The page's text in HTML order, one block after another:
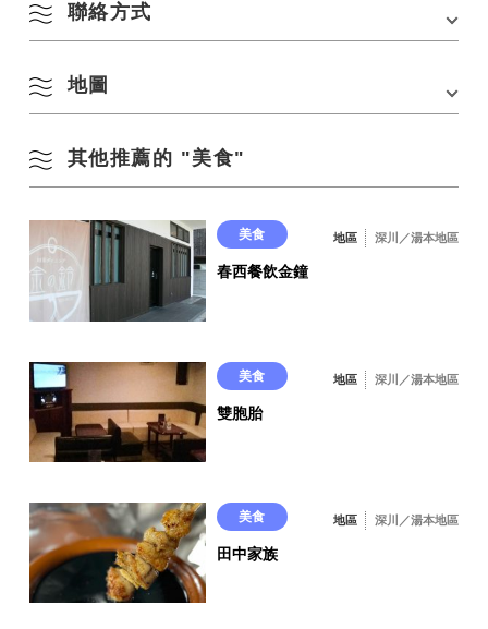
交通方式
營業時間
座位數
聯絡方式
電話：0837-22-8730
地圖
其他推薦的 "美食"
美食 地區 深川／湯本地區
春西餐飲金鐘
美食 地區 深川／湯本地區
雙胞胎
美食 地區 深川／湯本地區
田中家族